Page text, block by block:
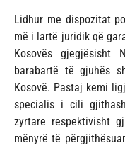
Lidhur me dispozitat
më i lartë juridik që
Kosovës
barabartë të gjuhës
Kosovë. Pastaj kemi
specialis i cili
zyrtare respektivisht
mënyrë të